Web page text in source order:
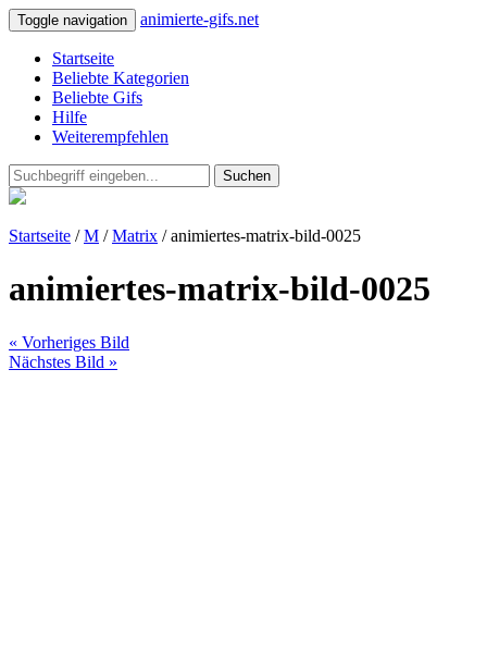
Toggle navigation animierte-gifs.net
Startseite
Beliebte Kategorien
Beliebte Gifs
Hilfe
Weiterempfehlen
Suchen
Startseite /M /Matrix / animiertes-matrix-bild-0025
animiertes-matrix-bild-0025
« Vorheriges Bild
Nächstes Bild »